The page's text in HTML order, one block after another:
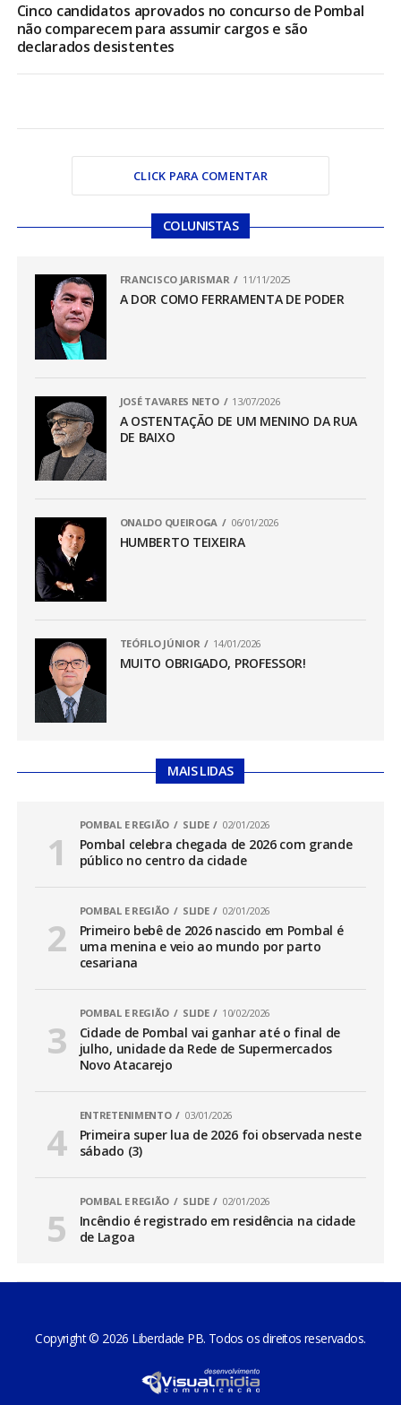
Cinco candidatos aprovados no concurso de Pombal
não comparecem para assumir cargos e são
declarados desistentes
CLICK PARA COMENTAR
COLUNISTAS
FRANCISCO JARISMAR 11/11/2025
A DOR COMO FERRAMENTA DE PODER
JOSÉ TAVARES NETO 13/07/2026
A OSTENTAÇÃO DE UM MENINO DA RUA
DE BAIXO
ONALDO QUEIROGA 06/01/2026
HUMBERTO TEIXEIRA
TEÓFILO JÚNIOR 14/01/2026
MUITO OBRIGADO, PROFESSOR!
MAIS LIDAS
POMBAL E REGIÃO SLIDE 02/01/2026
Pombal celebra chegada de 2026 com grande
público no centro da cidade
POMBAL E REGIÃO SLIDE 02/01/2026
Primeiro bebê de 2026 nascido em Pombal é
uma menina e veio ao mundo por parto
cesariana
POMBAL E REGIÃO SLIDE 10/02/2026
Cidade de Pombal vai ganhar até o final de
julho, unidade da Rede de Supermercados
Novo Atacarejo
ENTRETENIMENTO 03/01/2026
Primeira super lua de 2026 foi observada neste
sábado (3)
POMBAL E REGIÃO SLIDE 02/01/2026
Incêndio é registrado em residência na cidade
de Lagoa
Copyright © 2026 Liberdade PB. Todos os direitos reservados.